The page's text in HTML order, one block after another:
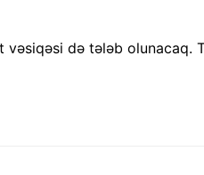
də tələb olunacaq.